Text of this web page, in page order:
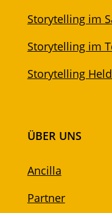
Storytelling im
Storytelling im
Storytelling
ÜBER UNS
Ancilla
Partner